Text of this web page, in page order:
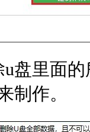
u盘里面
制作。